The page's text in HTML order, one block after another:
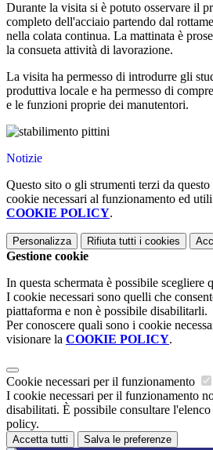
Durante la visita si è potuto osservare il
completo dell'acciaio partendo dal
nella colata continua. La mattinata è
la consueta attività di lavorazione.
La visita ha permesso di introdurre gli
produttiva locale e ha permesso di
e le funzioni proprie dei manutentori.
Notizie
Questo sito o gli strumenti terzi da
cookie necessari al funzionamento ed
COOKIE POLICY.
Personalizza Rifiuta tutti i cookies
Gestione cookie
In questa schermata è possibile scegliere
I cookie necessari sono quelli che
piattaforma e non è possibile disabilitarli.
Per conoscere quali sono i cookie
visionare la COOKIE POLICY.
Cookie necessari per il funzionamento
I cookie necessari per il funzionamento
disabilitati. È possibile consultare
policy.
Accetta tutti Salva le preferenze